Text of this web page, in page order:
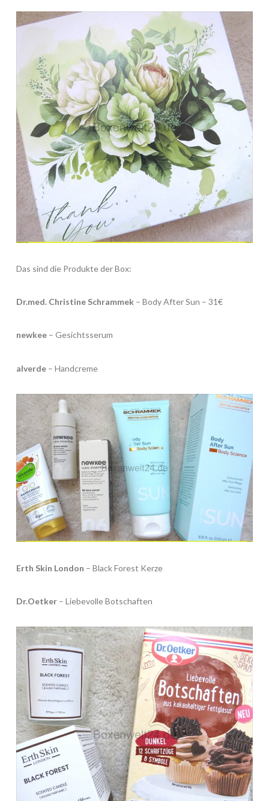
Das sind die Produkte der Box:
Dr.med. Christine Schrammek– Body After Sun – 31€
newkee– Gesichtsserum
alverde– Handcreme
Erth Skin London – Black Forest Kerze
Dr.Oetker– Liebevolle Botschaften